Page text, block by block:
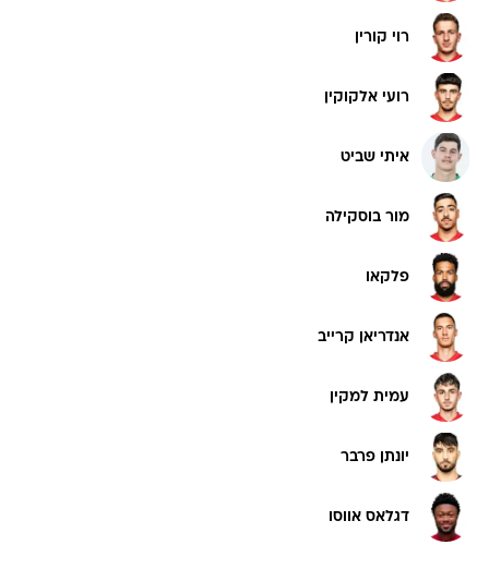
רוי קורין
רועי אלקוקין
איתי שביט
מור בוסקילה
פלקאו
אנדריאן קרייב
עמית למקין
יונתן פרבר
דגלאס אווסו